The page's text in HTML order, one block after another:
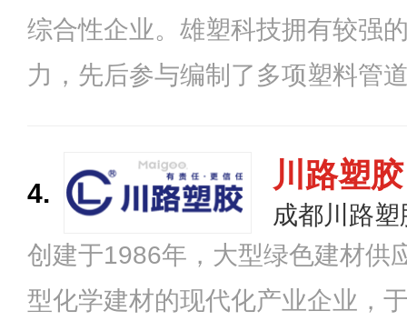
综合性企业。雄塑科技拥有较强
力，先后参与编制了多项塑料管
南、江西、海南等多个城市设有
内享有较高的知名度和市场份额
4. 川路塑胶
成都川路
创建于1986年，大型绿色建材供
型化学建材的现代化产业企业，